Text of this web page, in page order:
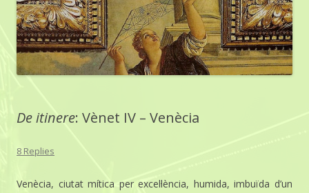
De itinere: Vènet IV – Venècia
8 Replies
Venècia, ciutat mítica per excel·lència, humida, imbuïda d’un